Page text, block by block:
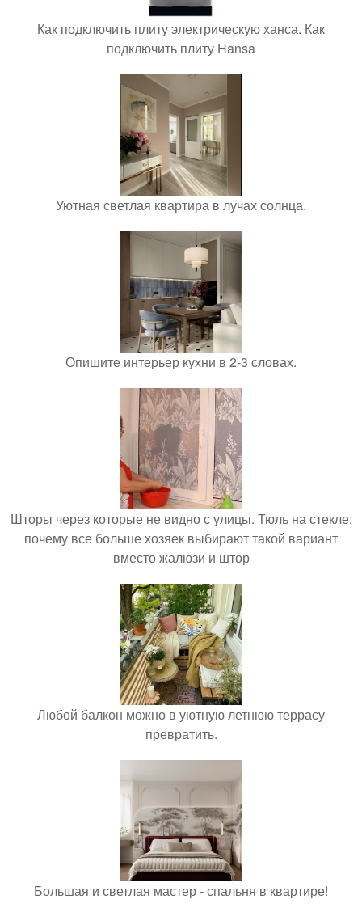
Как подключить плиту электрическую ханса. Как
подключить плиту Hansa
Уютная светлая квартира в лучах солнца.
Опишите интерьер кухни в 2-3 словах.
Шторы через которые не видно с улицы. Тюль на стекле:
почему все больше хозяек выбирают такой вариант
вместо жалюзи и штор
Любой балкон можно в уютную летнюю террасу
превратить.
Большая и светлая мастер - спальня в квартире!